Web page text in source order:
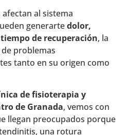
al sistema
generartedolor,
de recuperación, la
problemas
tanto en su origen como
de fisioterapia y
de Granada, vemos con
llegan preocupados porque
una rotura